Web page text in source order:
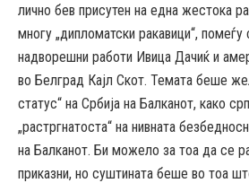
лично бев присутен на една жестока
многу „дипломатски ракавици“,
надворешни работи Ивица Дачиќ и
во Белград Кајл Скот. Темата беше
статус“ на Србија на Балканот, како
„растргнатоста“ на нивната
на Балканот. Би можело за тоа да се
приказни, но суштината беше во тоа